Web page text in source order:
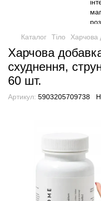
Каталог Тіло Харчова
Харчова
схуднення,
60 шт.
Артикул: 5903205709738